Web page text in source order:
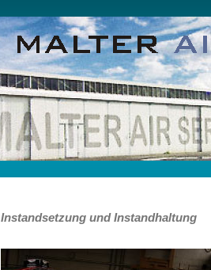
Instandsetzung und Instandhaltung